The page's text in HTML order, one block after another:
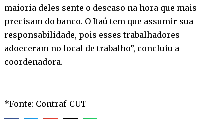
maioria deles sente o descaso na hora que mais
precisam do banco. O Itaú tem que assumir sua
responsabilidade, pois esses trabalhadores
adoeceram no local de trabalho”, concluiu a
coordenadora.
*Fonte: Contraf-CUT